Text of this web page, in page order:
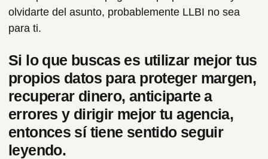
olvidarte del asunto, probablemente LLBI no sea
para ti.
Si lo que buscas es utilizar mejor tus
propios datos para proteger margen,
recuperar dinero, anticiparte a
errores y dirigir mejor tu agencia,
entonces sí tiene sentido seguir
leyendo.